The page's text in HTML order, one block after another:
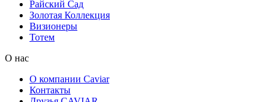
Райский Сад
Золотая Коллекция
Визионеры
Тотем
О нас
О компании Caviar
Контакты